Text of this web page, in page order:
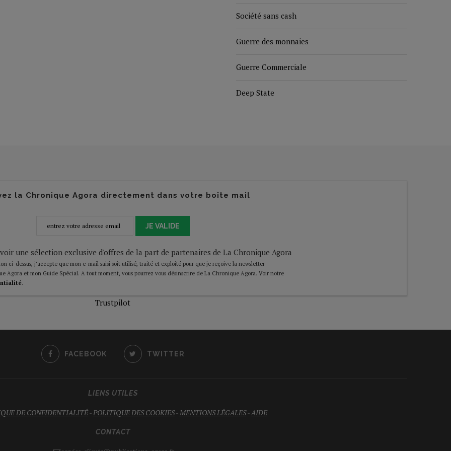
Société sans cash
Guerre des monnaies
Guerre Commerciale
Deep State
la Chronique Agora directement dans votre boîte mail
JE VALIDE
une sélection exclusive d'offres de la part de partenaires de La Chronique Agora
ci-dessus, j’accepte que mon e-mail saisi soit utilisé, traité et exploité pour que je reçoive la newsletter
Agora et mon Guide Spécial. A tout moment, vous pourrez vous désinscrire de La Chronique Agora. Voir notre
.
Trustpilot
FACEBOOK TWITTER
LIENS UTILES
DE CONFIDENTIALITÉ-POLITIQUE DES COOKIES-MENTIONS LÉGALES-AIDE
CONTACT